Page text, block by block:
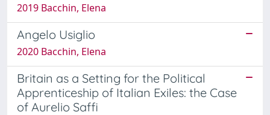
2019 Bacchin, Elena
Angelo Usiglio
2020 Bacchin, Elena
Britain as a Setting for the Political
Apprenticeship of Italian Exiles: the Case
of Aurelio Saffi